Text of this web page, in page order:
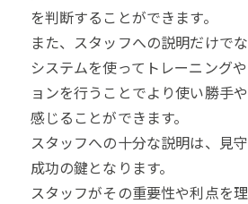
を判断することができます。
また、スタッフへの説明だけで
システムを使ってトレーニング
ョンを行うことでより使い勝手
感じることができます。
スタッフへの十分な説明は、見
成功の鍵となります。
スタッフがその重要性や利点を